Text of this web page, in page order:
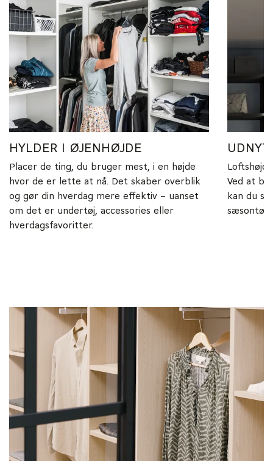
HYLDER I ØJENHØJDE
Placer de ting, du bruger mest, i en højde
hvor de er lette at nå. Det skaber overblik
og gør din hverdag mere effektiv – uanset
om det er undertøj, accessories eller
hverdagsfavoritter.
Ved at
kan du
sæsontøj,